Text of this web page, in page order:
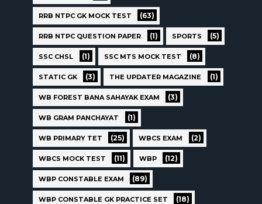
RRB NTPC GK MOCK TEST (63)
RRB NTPC QUESTION PAPER (1) SPORTS (5)
SSC CHSL (1) SSC MTS MOCK TEST (8)
STATIC GK (3) THE UPDATER MAGAZINE (1)
WB FOREST BANA SAHAYAK EXAM (3)
WB GRAM PANCHAYAT (1)
WB PRIMARY TET (25) WBCS EXAM (2)
WBCS MOCK TEST (11) WBP (12)
WBP CONSTABLE EXAM (89)
WBP CONSTABLE GK PRACTICE SET (18)